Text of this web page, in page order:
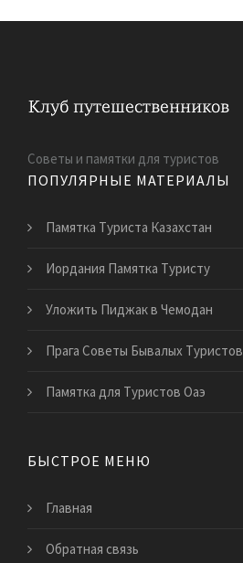
Советы и памятки для туристов
ПОПУЛЯРНЫЕ МАТЕРИАЛЫ
Памятка Туриста Казахстан
Иордания Памятка Туристу
Уложить Пиджак в Чемодан
Прага Советы Бывалых Туристов
Памятка для Туристов Оаэ
БЫСТРОЕ МЕНЮ
Главная
Обратная связь